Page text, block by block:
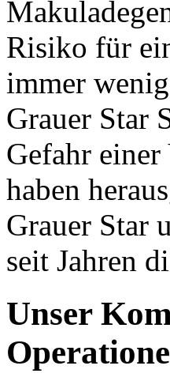
Risiko für
immer
Grauer Star
Gefahr
haben
Grauer Star
seit Jahren
Unser